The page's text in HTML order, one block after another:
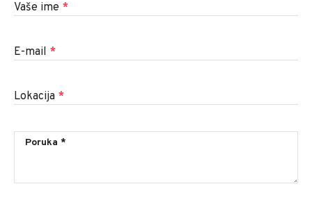
Vaše ime *
E-mail *
Lokacija *